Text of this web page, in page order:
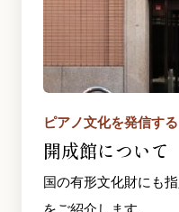
ピアノ文化を発信する
開成館について
国の有形文化財にも
をご紹介します。